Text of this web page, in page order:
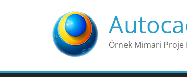
Örnek Mimari Proje